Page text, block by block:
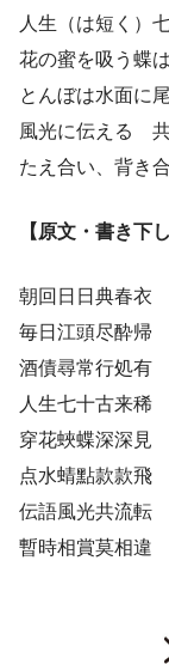
人生（は短く）
花の蜜を吸う蝶
とんぼは水面に
風光に伝える 共
たえ合い、背き
【原文・書き下し
朝回日日典春衣
毎日江頭尽酔帰
酒債尋常行処有
人生七十古来稀
穿花蛺蝶深深見
点水蜻點款款飛
伝語風光共流転
暫時相賞莫相違